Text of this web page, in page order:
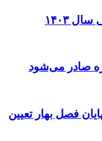
صادر می‌شود
فصل بهار تعیین